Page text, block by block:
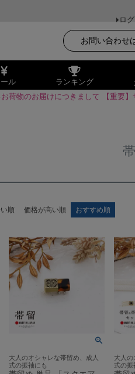
ロ
お問い合わせ
ル ランキング
荷物のお届けにつきまして
【重要
順 価格が高い順 おすすめ順
大人のオシャレな帯留め、成人
式の振袖にも
大人の
式の振